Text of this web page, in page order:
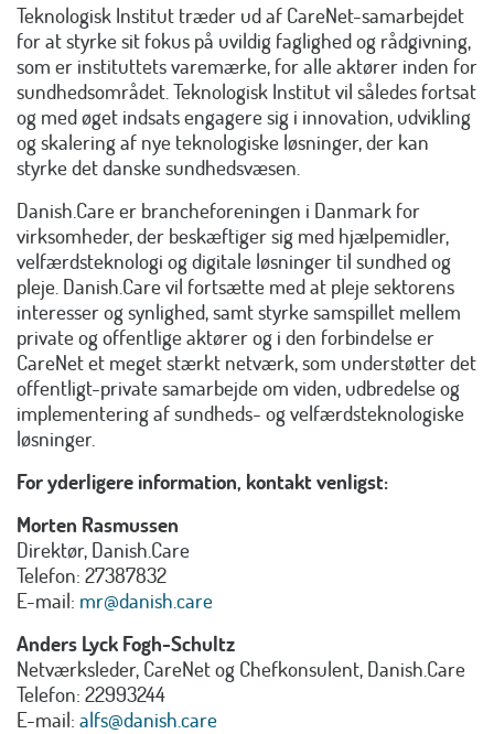
Teknologisk Institut træder ud af CareNet-samarbejdet
for at styrke sit fokus på uvildig faglighed og rådgivning,
som er instituttets varemærke, for alle aktører inden for
sundhedsområdet. Teknologisk Institut vil således fortsat
og med øget indsats engagere sig i innovation, udvikling
og skalering af nye teknologiske løsninger, der kan
styrke det danske sundhedsvæsen.
Danish.Care er brancheforeningen i Danmark for
virksomheder, der beskæftiger sig med hjælpemidler,
velfærdsteknologi og digitale løsninger til sundhed og
pleje. Danish.Care vil fortsætte med at pleje sektorens
interesser og synlighed, samt styrke samspillet mellem
private og offentlige aktører og i den forbindelse er
CareNet et meget stærkt netværk, som understøtter det
offentligt-private samarbejde om viden, udbredelse og
implementering af sundheds- og velfærdsteknologiske
løsninger.
For yderligere information, kontakt venligst:
Morten Rasmussen
Direktør, Danish.Care
Telefon: 27387832
E-mail: mr@danish.care
Anders Lyck Fogh-Schultz
Netværksleder, CareNet og Chefkonsulent, Danish.Care
Telefon: 22993244
E-mail: alfs@danish.care